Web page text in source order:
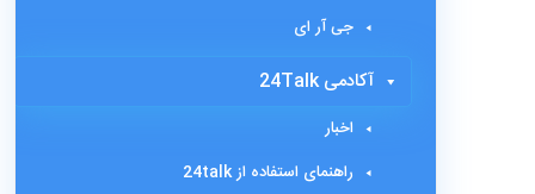
جی آر ای
آکادمی 24Talk
اخبار
راهنمای استفاده از 24talk